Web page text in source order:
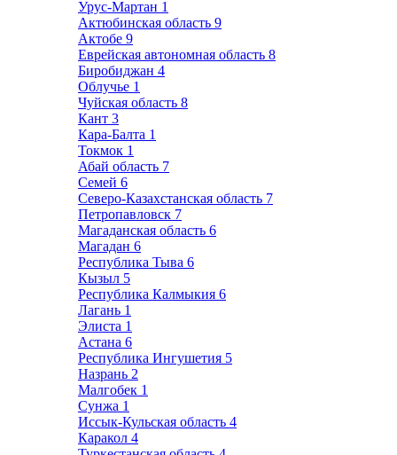
Урус-Мартан 1
Актюбинская область 9
Актобе 9
Еврейская автономная область 8
Биробиджан 4
Облучье 1
Чуйская область 8
Кант 3
Кара-Балта 1
Токмок 1
Абай область 7
Семей 6
Северо-Казахстанская область 7
Петропавловск 7
Магаданская область 6
Магадан 6
Республика Тыва 6
Кызыл 5
Республика Калмыкия 6
Лагань 1
Элиста 1
Астана 6
Республика Ингушетия 5
Назрань 2
Малгобек 1
Сунжа 1
Иссык-Кульская область 4
Каракол 4